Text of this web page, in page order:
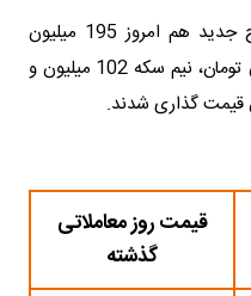
هر قطعه سکه تمام بهار آزادی طرح جدید هم امروز 195 میلیون
تومان و سکه طرح قدیم 192 میلیون تومان، نیم سکه 102 میلیون و
قیمت روز معاملاتی
گذشته